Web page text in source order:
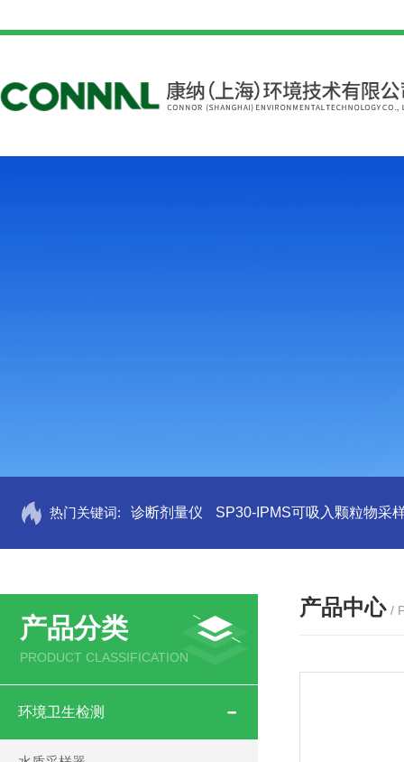
热门关键词: 诊断剂量仪 SP30-IPMS可吸入颗粒物采
产品分类
PRODUCT CLASSIFICATION
环境卫生检测
产品中心 /